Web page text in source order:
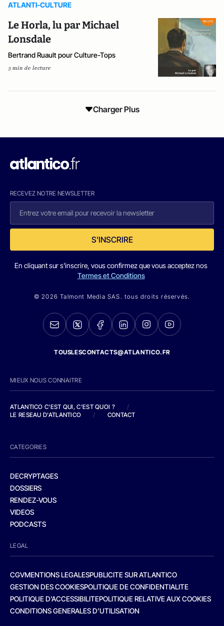
ATLANTI-CULTURE
Le Horla, lu par Michael
Lonsdale
Bertrand Ruault pour Culture-Tops
3 min de lecture
Charger Plus
RECEVEZ NOTRE NEWSLETTER
S'INSCRIRE
En cliquant sur s'inscrire, vous confirmez que vous acceptez nos
Termes et Conditions
© 2026 Talmont Media SAS. tous droits réservés.
TOUSLESCONTACTS@ATLANTICO.FR
MIEUX NOUS CONNAITRE
ATLANTICO C'EST QUI, C'EST QUOI ?
/
LE RESEAU D'ATLANTICO
/ CONTACT
CATEGORIES
DECRYPTAGES
DOSSIERS
RENDEZ-VOUS
VIDEOS
PODCASTS
LEGAL
CGVMENTIONS LEGALESPUBLICITE SUR ATLANTICO
GESTION DES COOKIESPOLITIQUE DE CONFIDENTIALITE
POLITIQUE D’ACCESSIBILITEPOLITIQUE RELATIVE AUX COOKIES
CONDITIONS GENERALES D’UTILISATION